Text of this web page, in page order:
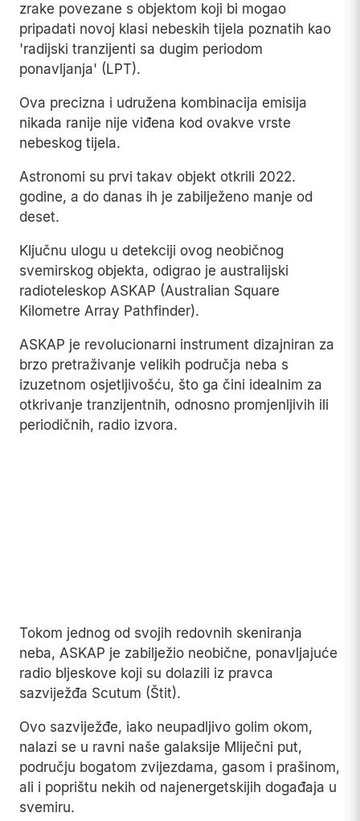
zrake povezane s objektom koji bi mogao
pripadati novoj klasi nebeskih tijela poznatih kao
'radijski tranzijenti sa dugim periodom
ponavljanja' (LPT).
Ova precizna i udružena kombinacija emisija
nikada ranije nije viđena kod ovakve vrste
nebeskog tijela.
Astronomi su prvi takav objekt otkrili 2022.
godine, a do danas ih je zabilježeno manje od
deset.
Ključnu ulogu u detekciji ovog neobičnog
svemirskog objekta, odigrao je australijski
radioteleskop ASKAP (Australian Square
Kilometre Array Pathfinder).
ASKAP je revolucionarni instrument dizajniran za
brzo pretraživanje velikih područja neba s
izuzetnom osjetljivošću, što ga čini idealnim za
otkrivanje tranzijentnih, odnosno promjenljivih ili
periodičnih, radio izvora.
Tokom jednog od svojih redovnih skeniranja
neba, ASKAP je zabilježio neobične, ponavljajuće
radio bljeskove koji su dolazili iz pravca
sazviježđa Scutum (Štit).
Ovo sazviježđe, iako neupadljivo golim okom,
nalazi se u ravni naše galaksije Mliječni put,
području bogatom zvijezdama, gasom i prašinom,
ali i poprištu nekih od najenergetskijih događaja u
svemiru.